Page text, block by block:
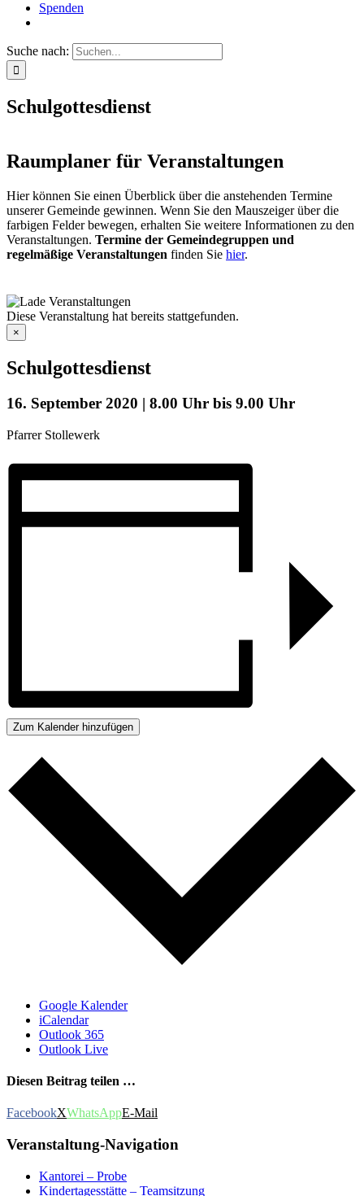
Spenden
Suche nach:
Schulgottesdienst
Raumplaner für Veranstaltungen
Hier können Sie einen Überblick über die anstehenden Termine
unserer Gemeinde gewinnen. Wenn Sie den Mauszeiger über die
farbigen Felder bewegen, erhalten Sie weitere Informationen zu den
Veranstaltungen. Termine der Gemeindegruppen und
regelmäßige Veranstaltungen finden Sie hier.
Diese Veranstaltung hat bereits stattgefunden.
×
Schulgottesdienst
16. September 2020 | 8.00 Uhr bis 9.00 Uhr
Pfarrer Stollewerk
Zum Kalender hinzufügen
Google Kalender
iCalendar
Outlook 365
Outlook Live
Diesen Beitrag teilen …
FacebookXWhatsAppE-Mail
Veranstaltung-Navigation
Kantorei – Probe
Kindertagesstätte – Teamsitzung